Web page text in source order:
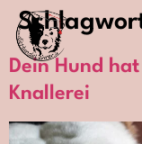
Dein Hund
Knallerei